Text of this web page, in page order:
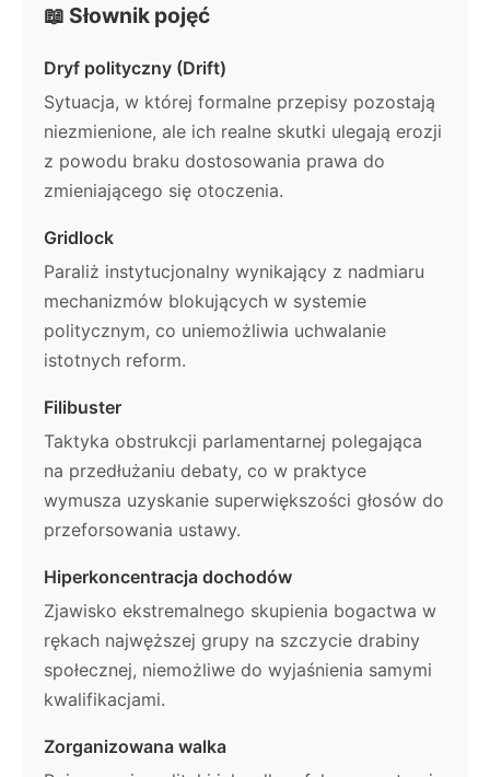
📖 Słownik pojęć
Dryf polityczny (Drift)
Sytuacja, w której formalne przepisy pozostają
niezmienione, ale ich realne skutki ulegają erozji
z powodu braku dostosowania prawa do
zmieniającego się otoczenia.
Gridlock
Paraliż instytucjonalny wynikający z nadmiaru
mechanizmów blokujących w systemie
politycznym, co uniemożliwia uchwalanie
istotnych reform.
Filibuster
Taktyka obstrukcji parlamentarnej polegająca
na przedłużaniu debaty, co w praktyce
wymusza uzyskanie superwiększości głosów do
przeforsowania ustawy.
Hiperkoncentracja dochodów
Zjawisko ekstremalnego skupienia bogactwa w
rękach najwęższej grupy na szczycie drabiny
społecznej, niemożliwe do wyjaśnienia samymi
kwalifikacjami.
Zorganizowana walka